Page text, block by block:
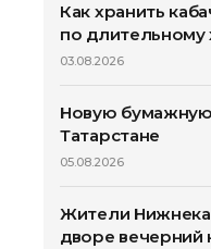
Как хранить
по длительному
03.08.2026
Новую
Татарстане
05.08.2026
Жители
дворе вечерний